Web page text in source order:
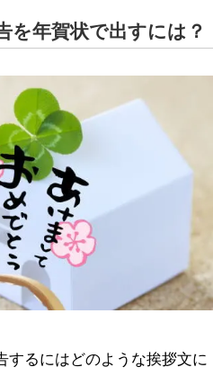
を年賀状で出すには？
するにはどのような挨拶文に